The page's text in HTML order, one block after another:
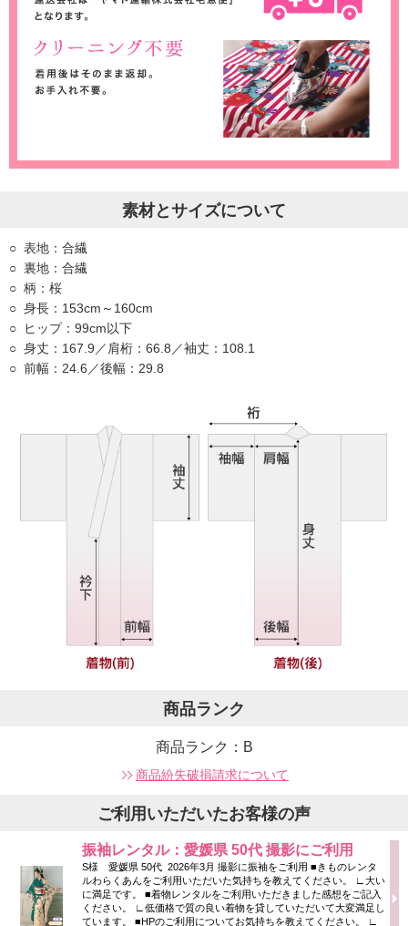
素材とサイズについて
表地：合繊
裏地：合繊
柄：桜
身長：153cm～160cm
ヒップ：99cm以下
身丈：167.9／肩桁：66.8／袖丈：108.1
前幅：24.6／後幅：29.8
商品ランク
商品ランク：B
商品紛失破損請求について
ご利用いただいたお客様の声
振袖レンタル：愛媛県 50代 撮影にご利用
S様 愛媛県 50代 2026年3月 撮影に振袖をご利用 ■きものレンタ
ルわらくあんをご利用いただいた気持ちを教えてください。 ∟大い
に満足です。 ■着物レンタルをご利用いただきました感想をご記入
ください。 ∟低価格で質の良い着物を貸していただいて大変満足し
ています。 ■HPのご利用についてお気持ちを教えてください。 ∟